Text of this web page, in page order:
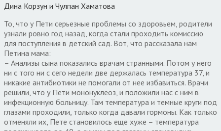
Дина Корзун и Чулпан Хаматова
То, что у Пети серьезные проблемы со здоровьем, родители
узнали ровно год назад, когда стали проходить комиссию
для поступления в детский сад. Вот, что рассказала нам
Петина мама:
– Анализы сына показались врачам странными. Потом у него
ни с того ни с сего недели две держалась температура 37, и
никакие антибиотики не помогали от нее избавиться. Врачи
решили, что у Пети мононуклеоз, и положили нас с ним в
инфекционную больницу. Там температура и темные круги под
глазами проходили, только когда давали гормоны. Как только
отменяли их, Пете становилось еще хуже – температура